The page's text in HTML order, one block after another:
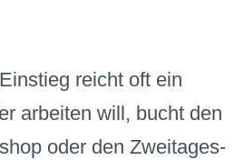
reicht oft ein
arbeiten will, bucht den
oder den Zweitages-